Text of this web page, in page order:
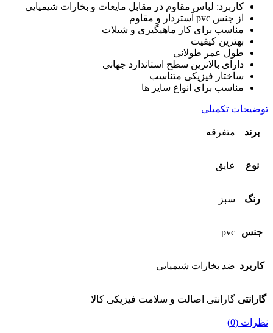
کاربرد: لباس مقاوم در مقابل مایعات و بخارات شیمیایی
از جنس pvc آستردار و مقاوم
مناسب برای کار ماهیگیری و شیلات
بهترین کیفیت
طول عمر طولانی
دارای بالاترین سطح استاندارد جهانی
ساختار فیزیکی متناسب
مناسب برای انواع سایز ها
توضیحات تکمیلی
برند متفرقه
نوع عایق
رنگ سبز
جنس pvc
کاربرد ضد بخارات شیمیایی
گارانتی گارانتی اصالت و سلامت فیزیکی کالا
نظرات (0)